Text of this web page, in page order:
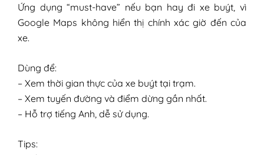
Ứng dụng “must-have” nếu bạn hay đi xe buýt, vì
Google Maps không hiển thị chính xác giờ đến của
xe.
Dùng để:
– Xem thời gian thực của xe buýt tại trạm.
– Xem tuyến đường và điểm dừng gần nhất.
– Hỗ trợ tiếng Anh, dễ sử dụng.
Tips: